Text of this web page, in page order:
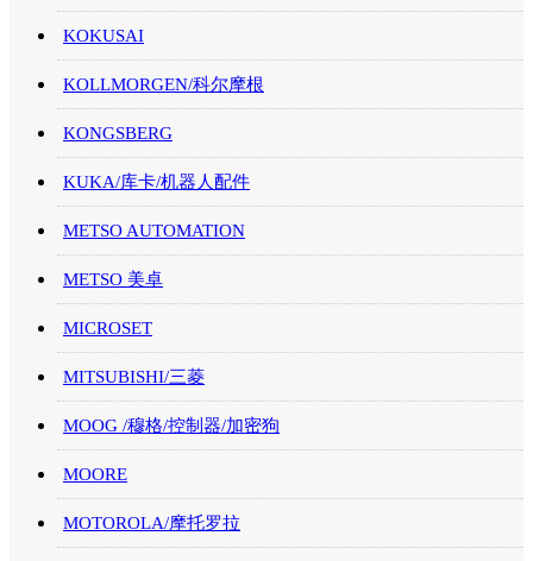
KOKUSAI
KOLLMORGEN/科尔摩根
KONGSBERG
KUKA/库卡/机器人配件
METSO AUTOMATION
METSO 美卓
MICROSET
MITSUBISHI/三菱
MOOG /穆格/控制器/加密狗
MOORE
MOTOROLA/摩托罗拉